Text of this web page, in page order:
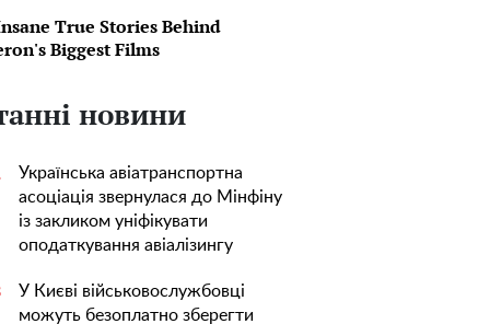
True Stories Behind
Biggest Films
новини
Українська авіатранспортна
асоціація звернулася до Мінфіну
із закликом уніфікувати
оподаткування авіалізингу
У Києві військовослужбовці
можуть безоплатно зберегти